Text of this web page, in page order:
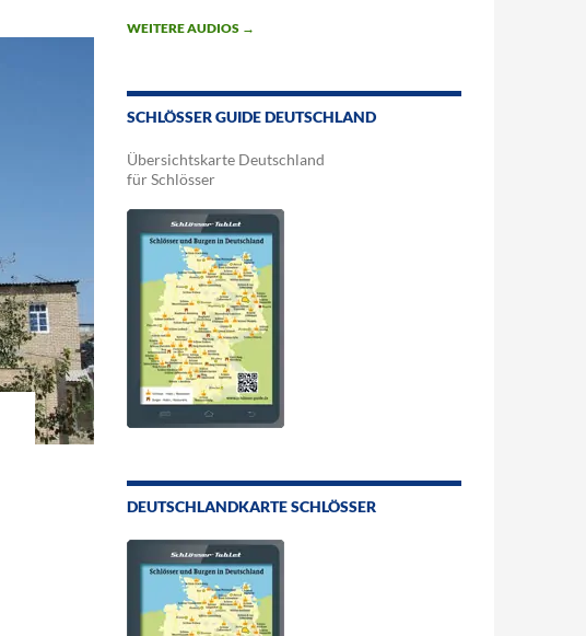
WEITERE AUDIOS →
SCHLÖSSER GUIDE DEUTSCHLAND
Übersichtskarte Deutschland
für Schlösser
DEUTSCHLANDKARTE SCHLÖSSER